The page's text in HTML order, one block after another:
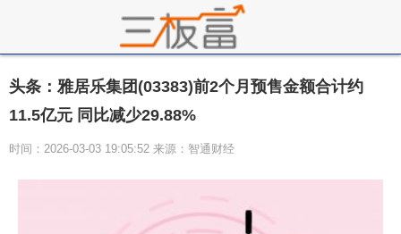
头条：雅居乐集团(03383)前2个月预售金额合计约
11.5亿元 同比减少29.88%
时间：2026-03-03 19:05:52 来源：智通财经